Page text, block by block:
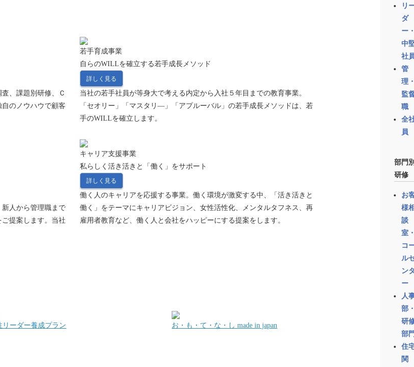
、課題別研修、Ｃ
のノウハウで顧客
若手育成事業
自らのWILLを確立する若手成長メソッド
詳しく見る
当社の若手社員が等身大で考える内定から入社５年目までの教育事業。
「セオリー」「マスタリ―」「アプルーバル」の若手成長メソッドは、若
手のWILLを確立します。
人から管理職まで
提案します。当社
キャリア支援事業
私らしく活き活きと「働く」をサポート
詳しく見る
働く人のキャリアを応援する事業。働く環境が激変する中、「活き活きと
働く」をテーマにキャリアビジョン、女性活性化、メンタルタフネス、再
雇用者教育など、働く人と会社をハッピーにする提案をします。
リーダー養成プラン お・も・て・な・し made in japan
リ
ダ
ー
中
社
管
理
監
職
全
員
部門
研修
お
様
談
室
コ
ル
ン
ー
人
部
研
部
住
関